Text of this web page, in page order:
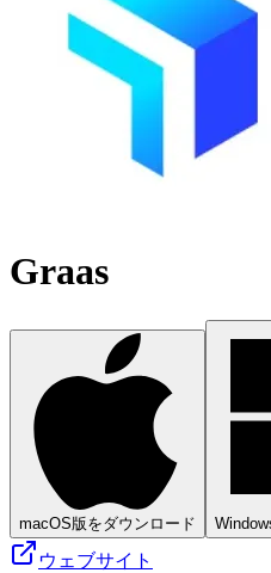
Graas
macOS版をダウンロード
ウェブサイト